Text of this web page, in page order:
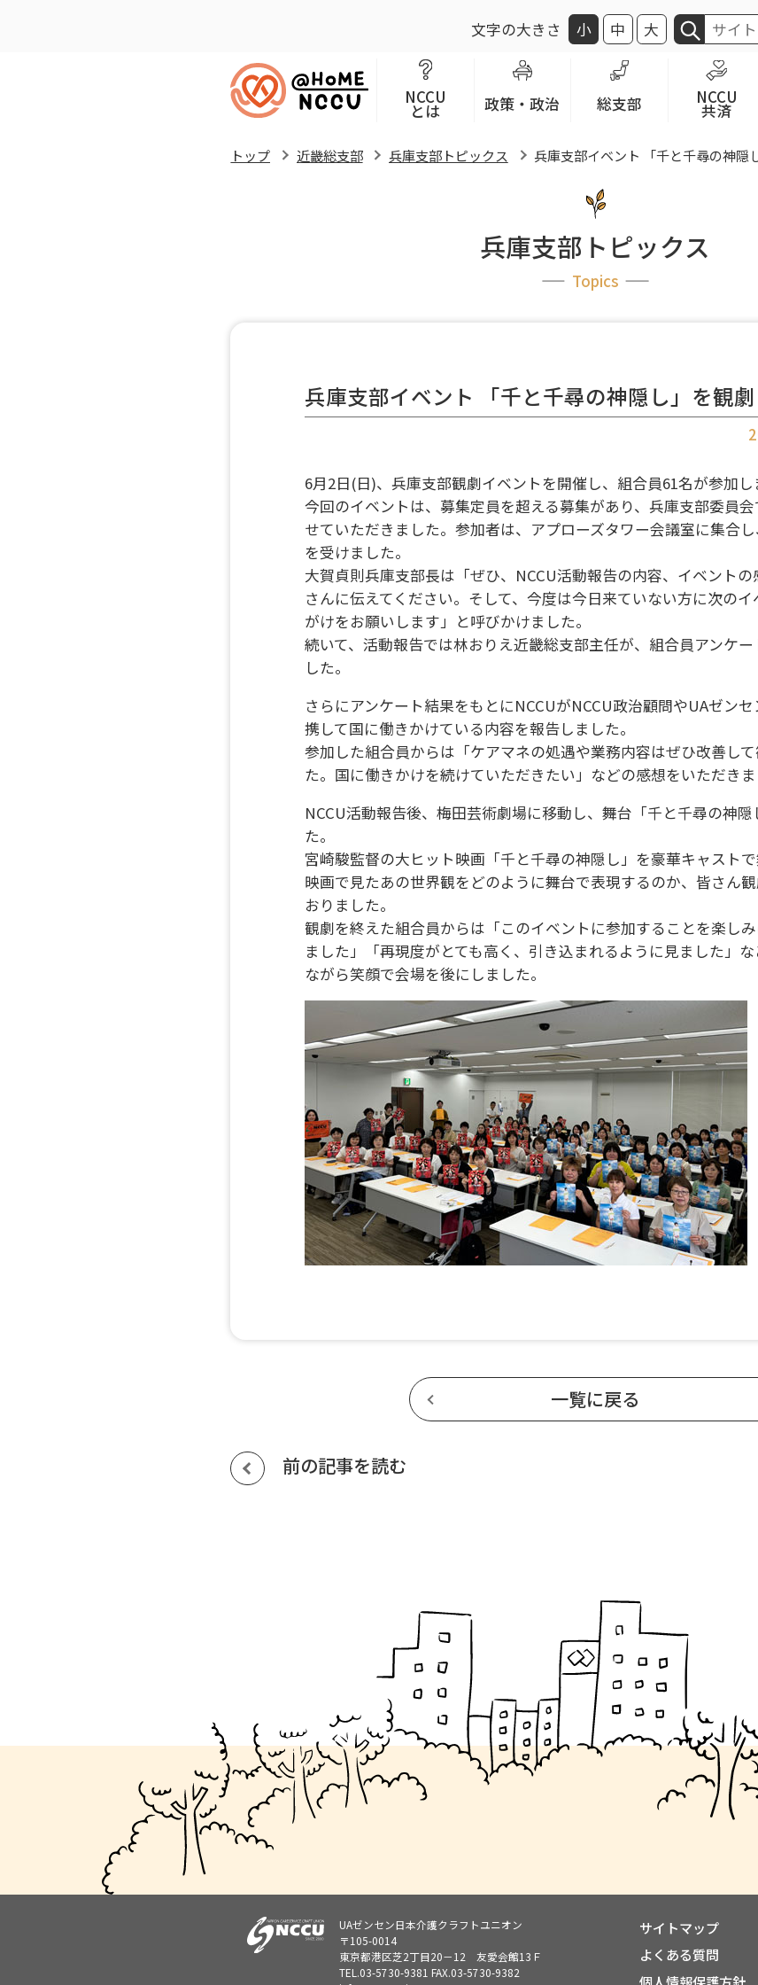
文字の大きさ 小 中 大
NCCU
とは 政策・政治 総支部 NCCU
共済
トップ 近畿総支部 兵庫支部トピックス 兵庫支部イベント 「千と千尋の神隠
兵庫支部トピックス
Topics
兵庫支部イベント 「千と千尋の神隠し」を観
6月2日(日)、兵庫支部観劇イベントを開催し、組合員61名が参加し
今回のイベントは、募集定員を超える募集があり、兵庫支部委員
せていただきました。参加者は、アプローズタワー会議室に集合
を受けました。
大賀貞則兵庫支部長は「ぜひ、NCCU活動報告の内容、イベント
さんに伝えてください。そして、今度は今日来ていない方に次の
がけをお願いします」と呼びかけました。
続いて、活動報告では林おりえ近畿総支部主任が、組合員アンケ
した。
さらにアンケート結果をもとにNCCUがNCCU政治顧問やUAゼン
携して国に働きかけている内容を報告しました。
参加した組合員からは「ケアマネの処遇や業務内容はぜひ改善し
た。国に働きかけを続けていただきたい」などの感想をいただきま
NCCU活動報告後、梅田芸術劇場に移動し、舞台「千と千尋の神
た。
宮崎駿監督の大ヒット映画「千と千尋の神隠し」を豪華キャストで
映画で見たあの世界観をどのように舞台で表現するのか、皆さん
おりました。
観劇を終えた組合員からは「このイベントに参加することを楽し
ました」「再現度がとても高く、引き込まれるように見ました」
ながら笑顔で会場を後にしました。
一覧に戻る
前の記事を読む
サイトマップ
よくある質問
個人情報保護方針
UAゼンセン日本介護クラフトユニオン
〒105-0014
東京都港区芝2丁目20－12 友愛会館13Ｆ
TEL.03-5730-9381 FAX.03-5730-9382